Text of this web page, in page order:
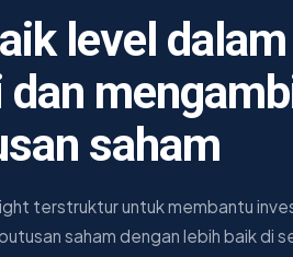
level dalam
saham
terstruktur untuk membantu
saham dengan lebih baik di